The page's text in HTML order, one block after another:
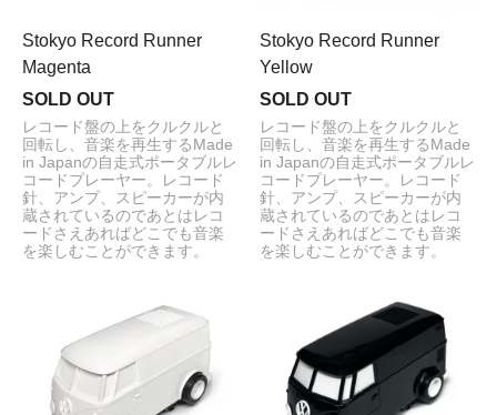
Stokyo Record Runner
Magenta
SOLD OUT
レコード盤の上をクルクルと
回転し、音楽を再生するMade
in Japanの自走式ポータブルレ
コードプレーヤー。レコード
針、アンプ、スピーカーが内
蔵されているのであとはレコ
ードさえあればどこでも音楽
を楽しむことができます。
Stokyo Record Runner
Yellow
SOLD OUT
レコード盤の上をクルクルと
回転し、音楽を再生するMade
in Japanの自走式ポータブルレ
コードプレーヤー。レコード
針、アンプ、スピーカーが内
蔵されているのであとはレコ
ードさえあればどこでも音楽
を楽しむことができます。